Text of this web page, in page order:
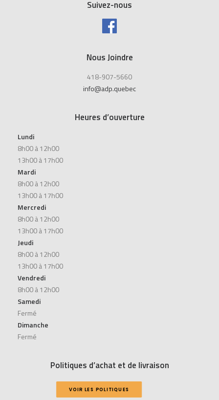
Suivez-nous
Nous Joindre
418-907-5660
info@adp.quebec
Heures d’ouverture
Lundi
8h00 à 12h00
13h00 à 17h00
Mardi
8h00 à 12h00
13h00 à 17h00
Mercredi
8h00 à 12h00
13h00 à 17h00
Jeudi
8h00 à 12h00
13h00 à 17h00
Vendredi
8h00 à 12h00
Samedi
Fermé
Dimanche
Fermé
Politiques d’achat et de livraison
VOIR LES POLITIQUES